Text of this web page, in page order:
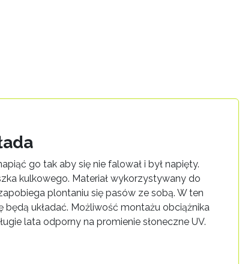
go tak aby się nie falował i był napięty.
kulkowego. Materiał wykorzystywany do
plontaniu się pasów ze sobą. W ten
układać. Możliwość montażu obciążnika
lata odporny na promienie słoneczne UV.